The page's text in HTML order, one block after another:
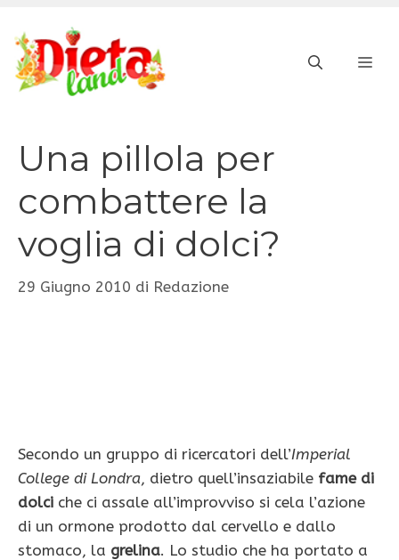
contenuto
Una pillola per
combattere la
voglia di dolci?
29 Giugno 2010 di Redazione
Secondo un gruppo di ricercatori dell’Imperial
College di Londra, dietro quell’insaziabile fame di
dolci che ci assale all’improvviso si cela l’azione
di un ormone prodotto dal cervello e dallo
stomaco, la grelina. Lo studio che ha portato a